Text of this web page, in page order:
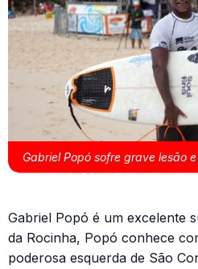
Gabriel Popó sofre grave lesão
Gabriel Popó é um excelente
da Rocinha, Popó conhece
poderosa esquerda de São